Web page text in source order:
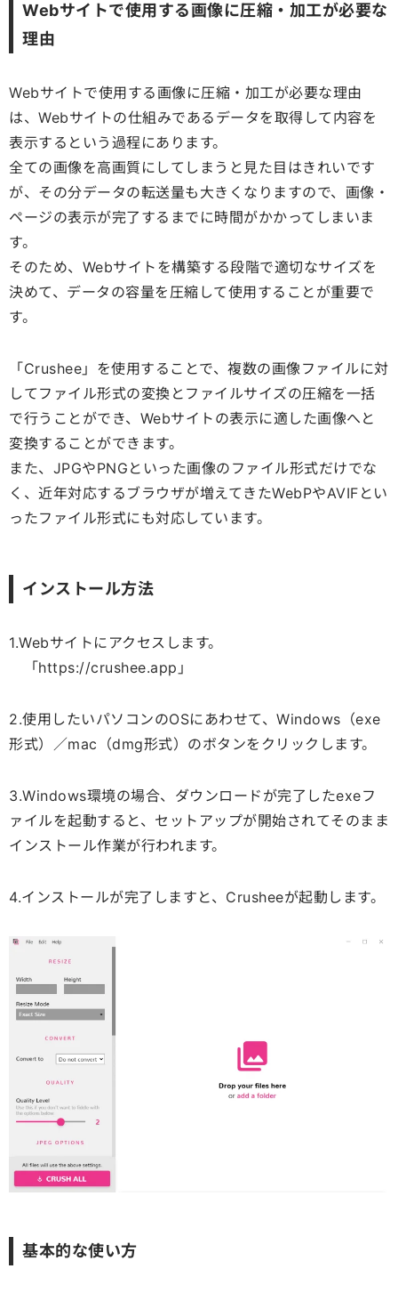
Webサイトで使用する画像に圧縮・加工が必要な
理由
Webサイトで使用する画像に圧縮・加工が必要な理由
は、Webサイトの仕組みであるデータを取得して内容を
表示するという過程にあります。
全ての画像を高画質にしてしまうと見た目はきれいです
が、その分データの転送量も大きくなりますので、画像・
ページの表示が完了するまでに時間がかかってしまいま
す。
そのため、Webサイトを構築する段階で適切なサイズを
決めて、データの容量を圧縮して使用することが重要で
す。
「Crushee」を使用することで、複数の画像ファイルに対
してファイル形式の変換とファイルサイズの圧縮を一括
で行うことができ、Webサイトの表示に適した画像へと
変換することができます。
また、JPGやPNGといった画像のファイル形式だけでな
く、近年対応するブラウザが増えてきたWebPやAVIFとい
ったファイル形式にも対応しています。
インストール方法
1.Webサイトにアクセスします。
「https://crushee.app 」
2.使用したいパソコンのOSにあわせて、Windows（exe
形式）／mac（dmg形式）のボタンをクリックします。
3.Windows環境の場合、ダウンロードが完了したexeフ
ァイルを起動すると、セットアップが開始されてそのまま
インストール作業が行われます。
4.インストールが完了しますと、Crusheeが起動します。
基本的な使い方